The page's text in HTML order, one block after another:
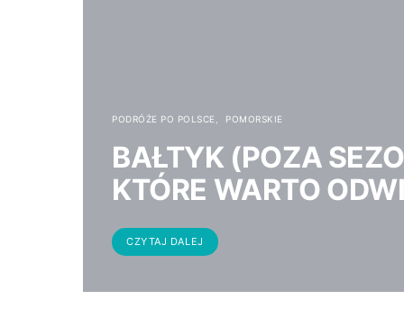
PODRÓŻE PO POLSCE POMORSKIE
BAŁTYK (POZA
KTÓRE WARTO
CZYTAJ DALEJ